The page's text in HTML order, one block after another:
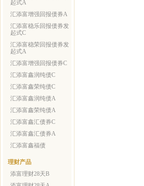
起式A
汇添富增强回报债券A
汇添富稳乐回报债券发
起式C
汇添富稳荣回报债券发
起式A
汇添富增强回报债券C
汇添富鑫润纯债C
汇添富鑫荣纯债C
汇添富鑫润纯债A
汇添富鑫荣纯债A
汇添富鑫汇债券C
汇添富鑫汇债券A
汇添富鑫福债
理财产品
添富理财28天B